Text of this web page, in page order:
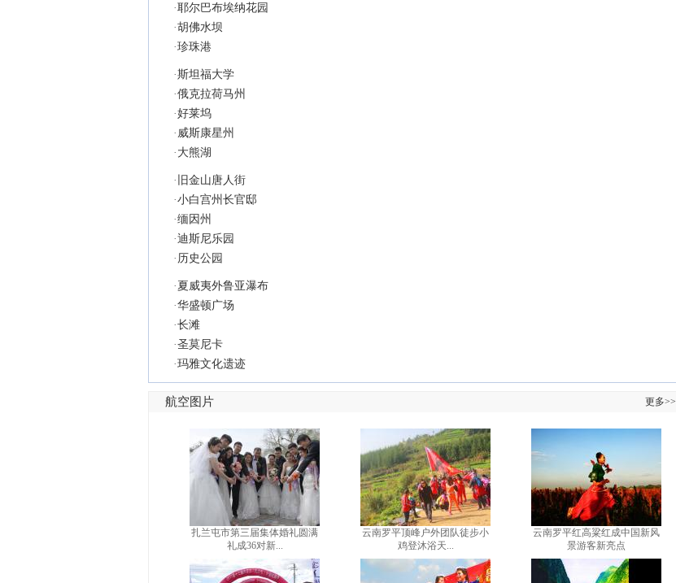
·耶尔巴布埃纳花园
·胡佛水坝
·珍珠港
·斯坦福大学
·俄克拉荷马州
·好莱坞
· 威斯康星州
· 大熊湖
· 旧金山唐人街
·小白宫州长官邸
·缅因州
·迪斯尼乐园
· 历史公园
· 夏威夷外鲁亚瀑布
·华盛顿广场
·长滩
·圣莫尼卡
·玛雅文化遗迹
航空图片 更多>>
扎兰屯市第三届集体婚礼圆满
礼成36对新...
云南罗平顶峰户外团队徒步小
鸡登沐浴天...
云南罗平红高粱红成中国新风
景游客新亮点